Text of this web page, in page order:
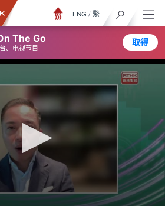
The Go
、电视节目
取得
ENG / 繁